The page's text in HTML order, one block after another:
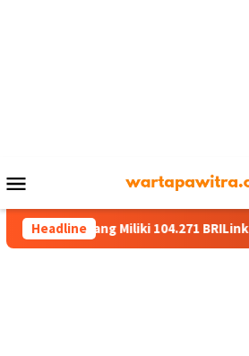
Mobile
Headline
13 Malang Miliki 104.271 BRILink Agen